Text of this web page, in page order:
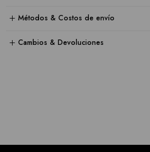
Métodos & Costos de envío
Cambios & Devoluciones